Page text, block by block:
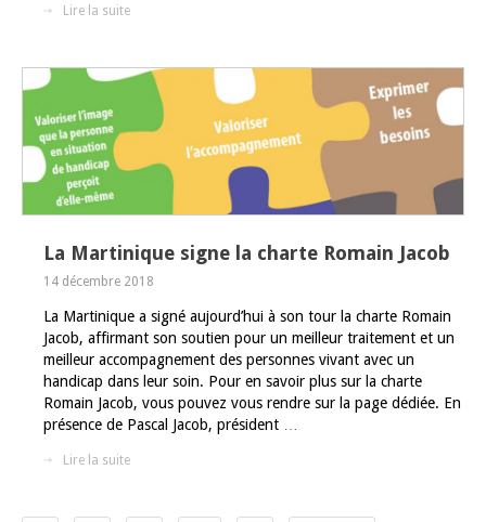
Lire la suite
La Martinique signe la charte Romain Jacob
14 décembre 2018
La Martinique a signé aujourd’hui à son tour la charte Romain
Jacob, affirmant son soutien pour un meilleur traitement et un
meilleur accompagnement des personnes vivant avec un
handicap dans leur soin. Pour en savoir plus sur la charte
Romain Jacob, vous pouvez vous rendre sur la page dédiée. En
présence de Pascal Jacob, président
Lire la suite